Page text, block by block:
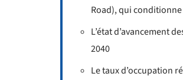
Road), qui
L’état d’avancement
2040
Le taux d’occupation